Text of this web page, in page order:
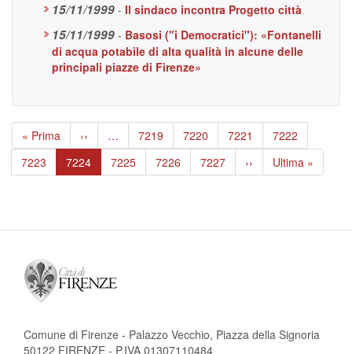
15/11/1999 - Il sindaco incontra Progetto città
15/11/1999 - Basosi ("i Democratici"): «Fontanelli
di acqua potabile di alta qualità in alcune delle
principali piazze di Firenze»
Paginazione
Prima
pagina
« Prima
Pagina
precedente
‹‹ … Page
7219 Page
7220 Page
7221 Page
7222
Page
7223
Pagina
attuale
7224 Page
7225 Page
7226 Page
7227
Pagina
successiva
››
Ultima
pagina
Ultima »
Comune di Firenze - Palazzo Vecchio, Piazza della Signoria
50122 FIRENZE - P.IVA 01307110484